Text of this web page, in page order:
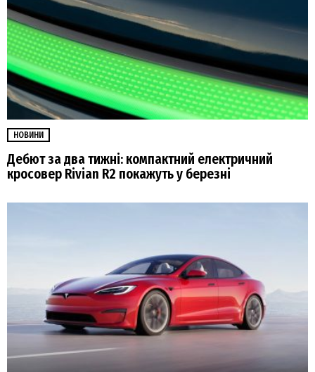
НОВИНИ
Дебют за два тижні: компактний електричний
кросовер Rivian R2 покажуть у березні